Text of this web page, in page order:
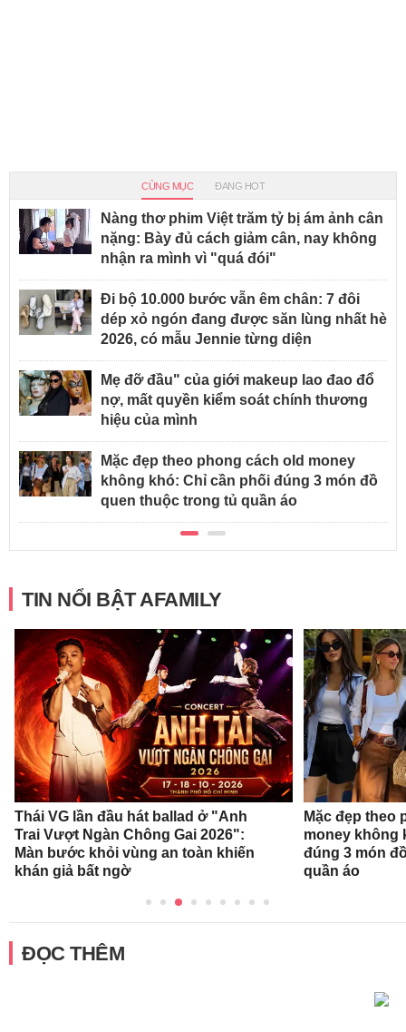
CÙNG MỤC ĐANG HOT
Nàng thơ phim Việt trăm tỷ bị ám ảnh cân
nặng: Bày đủ cách giảm cân, nay không
nhận ra mình vì "quá đói"
Đi bộ 10.000 bước vẫn êm chân: 7 đôi
dép xỏ ngón đang được săn lùng nhất hè
2026, có mẫu Jennie từng diện
Mẹ đỡ đầu" của giới makeup lao đao đổ
nợ, mất quyền kiểm soát chính thương
hiệu của mình
Mặc đẹp theo phong cách old money
không khó: Chỉ cần phối đúng 3 món đồ
quen thuộc trong tủ quần áo
TIN NỔI BẬT AFAMILY
Thái VG lần đầu hát ballad ở "Anh
Trai Vượt Ngàn Chông Gai 2026":
Màn bước khỏi vùng an toàn khiến
khán giả bất ngờ
Mặc đẹp theo
money không
đúng 3 món
quần áo
ĐỌC THÊM